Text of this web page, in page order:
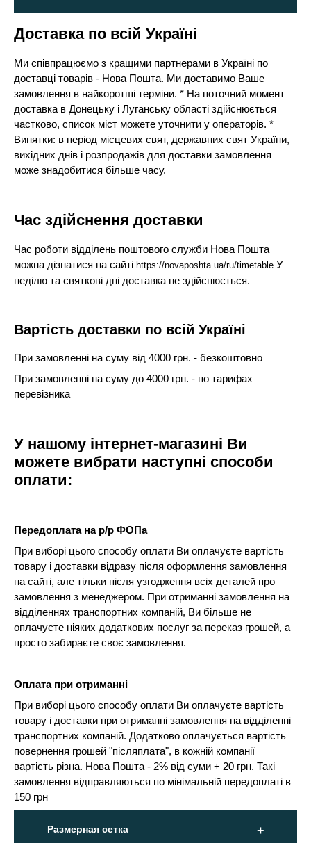
Доставка по всій Україні
Ми співпрацюємо з кращими партнерами в Україні по
доставці товарів - Нова Пошта. Ми доставимо Ваше
замовлення в найкоротші терміни. * На поточний момент
доставка в Донецьку і Луганську області здійснюється
частково, список міст можете уточнити у операторів. *
Винятки: в період місцевих свят, державних свят України,
вихідних днів і розпродажів для доставки замовлення
може знадобитися більше часу.
Час здійснення доставки
Час роботи відділень поштового служби Нова Пошта
можна дізнатися на сайтіhttps://novaposhta.ua/ru/timetable У
неділю та святкові дні доставка не здійснюється.
Вартість доставки по всій Україні
При замовленні на суму від 4000 грн. - безкоштовно
При замовленні на суму до 4000 грн. - по тарифах
перевізника
У нашому інтернет-магазині Ви
можете вибрати наступні способи
оплати:
Передоплата на р/р ФОПа
При виборі цього способу оплати Ви оплачуєте вартість
товару і доставки відразу після оформлення замовлення
на сайті, але тільки після узгодження всіх деталей про
замовлення з менеджером. При отриманні замовлення на
відділеннях транспортних компаній, Ви більше не
оплачуєте ніяких додаткових послуг за переказ грошей, а
просто забираєте своє замовлення.
Оплата при отриманні
При виборі цього способу оплати Ви оплачуєте вартість
товару і доставки при отриманні замовлення на відділенні
транспортних компаній. Додатково оплачується вартість
повернення грошей "післяплата", в кожній компанії
вартість різна. Нова Пошта - 2% від суми + 20 грн. Такі
замовлення відправляються по мінімальній передоплаті в
150 грн
Размерная сетка